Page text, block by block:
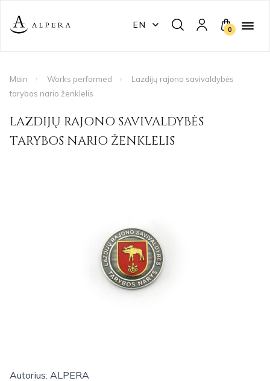
EN 0
Main Works performed
Lazdijų rajono savivaldybės
tarybos nario ženklelis
LAZDIJŲ RAJONO SAVIVALDYBĖS
TARYBOS NARIO ŽENKLELIS
Autorius: ALPERA